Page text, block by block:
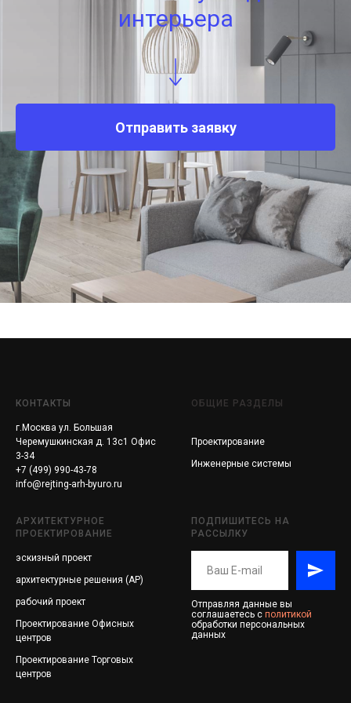
интерьера
Отправить заявку
КОНТАКТЫ
г.Москва ул. Большая
Черемушкинская д. 13с1 Офис
3-34
+7 (499) 990-43-78
info@rejting-arh-byuro.ru
ОБЩИЕ РАЗДЕЛЫ
Проектирование
Инженерные системы
АРХИТЕКТУРНОЕ
ПРОЕКТИРОВАНИЕ
эскизный проект
архитектурные решения (АР)
рабочий проект
Проектирование Офисных
центров
Проектирование Торговых
центров
ПОДПИШИТЕСЬ НА
РАССЫЛКУ
Отправляя данные вы
соглашаетесь с политикой
обработки персональных
данных